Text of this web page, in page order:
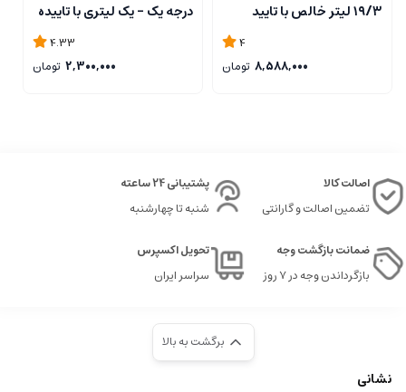
۱۹/۳ لیتر خالص با تایید
آزمایشگاه با تضمین کیفیت
4
8,588,000 تومان
درجه یک - یک لیتری با تاییده
4.33
2,300,000 تومان
اصالت کالا
تضمین اصالت و گارانتی
پشتیبانی 24 ساعته
شنبه تا چهارشنبه
ضمانت بازگشت وجه
بازگرداندن وجه در ۷ روز
تحویل اکسپرس
سراسر ایران
برگشت به بالا
نشانی